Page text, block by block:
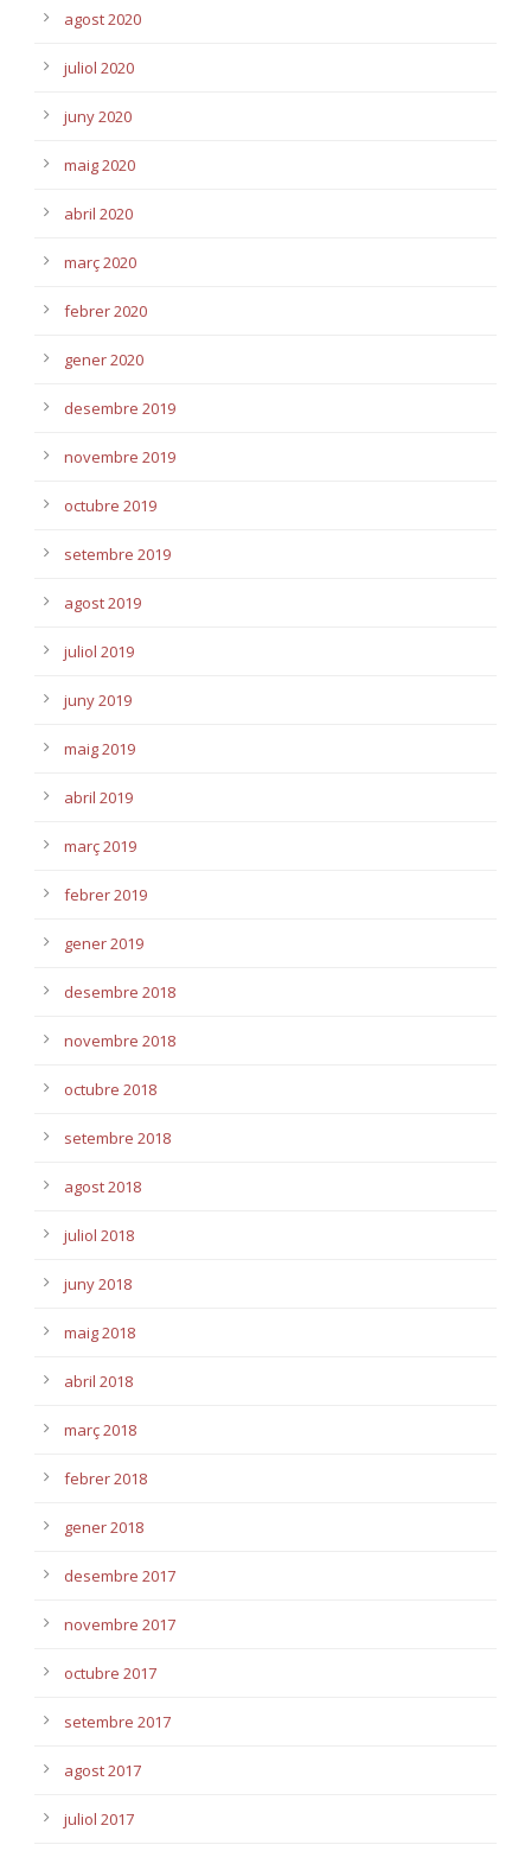
agost 2020
juliol 2020
juny 2020
maig 2020
abril 2020
març 2020
febrer 2020
gener 2020
desembre 2019
novembre 2019
octubre 2019
setembre 2019
agost 2019
juliol 2019
juny 2019
maig 2019
abril 2019
març 2019
febrer 2019
gener 2019
desembre 2018
novembre 2018
octubre 2018
setembre 2018
agost 2018
juliol 2018
juny 2018
maig 2018
abril 2018
març 2018
febrer 2018
gener 2018
desembre 2017
novembre 2017
octubre 2017
setembre 2017
agost 2017
juliol 2017